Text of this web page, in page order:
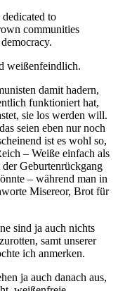
to
communities
weißenfeindlich.
damit hadern,
funktioniert hat,
sie los werden will.
seien eben nur noch
ist es wohl so,
– Weiße einfach als
Geburtenrückgang
– während man in
Misereor, Brot für
sind ja auch nichts
samt unserer
ich anmerken.
ja auch danach aus,